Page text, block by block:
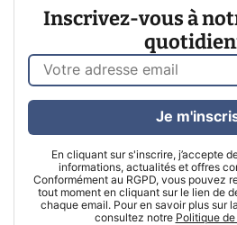
Inscrivez-vous à
En cliquant sur s'inscrire, j’accepte
informations, actualités et offres
Conformément au RGPD, vous pouvez
tout moment en cliquant sur le lien de
chaque email. Pour en savoir plus sur
consultez notre Politique
Je